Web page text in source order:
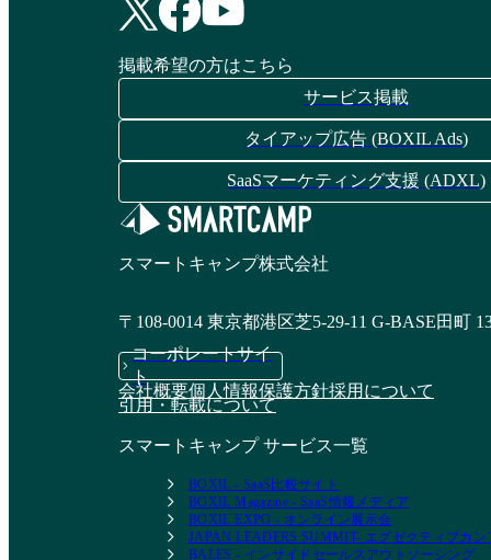
掲載希望の方はこちら
サービス掲載
タイアップ広告 (BOXIL Ads)
SaaSマーケティング支援 (ADXL)
スマートキャンプ株式会社
〒108-0014 東京都港区芝5-29-11 G-BASE田町
コーポレートサイ
ト
会社概要個人情報保護方針採用について
引用・転載について
スマートキャンプ サービス一覧
BOXIL - SaaS比較サイト
BOXIL Magazine - SaaS情報メディア
BOXIL EXPO - オンライン展示会
JAPAN LEADERS SUMMIT- エグゼクティブカン
BALES - インサイドセールスアウトソーシング